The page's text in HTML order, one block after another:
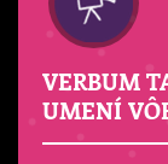
VERBUM
UMENÍ